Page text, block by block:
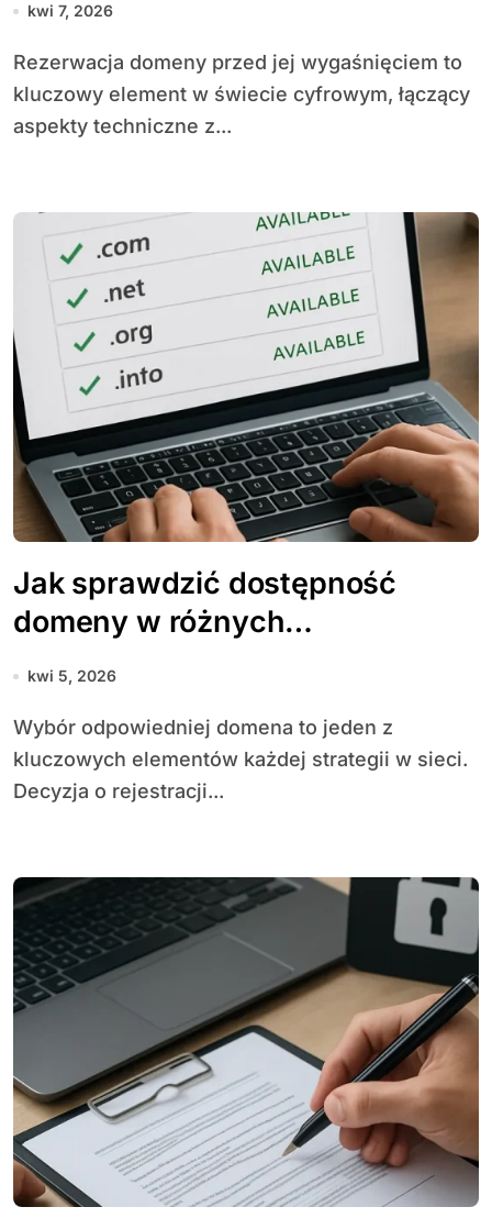
kwi 7, 2026
Rezerwacja domeny przed jej wygaśnięciem to
kluczowy element w świecie cyfrowym, łączący
aspekty techniczne z...
Jak sprawdzić dostępność
domeny w różnych
rozszerzeniach
kwi 5, 2026
Wybór odpowiedniej domena to jeden z
kluczowych elementów każdej strategii w sieci.
Decyzja o rejestracji...